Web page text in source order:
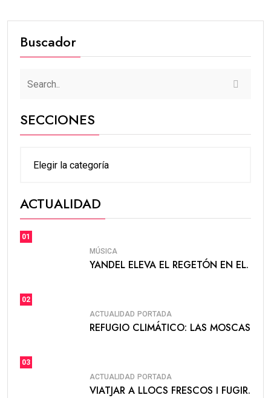
Buscador
SECCIONES
ACTUALIDAD
01
MÚSICA
YANDEL ELEVA EL REGETÓN EN EL.
02
ACTUALIDAD PORTADA
REFUGIO CLIMÁTICO: LAS MOSCAS
03
ACTUALIDAD PORTADA
VIATJAR A LLOCS FRESCOS I FUGIR.